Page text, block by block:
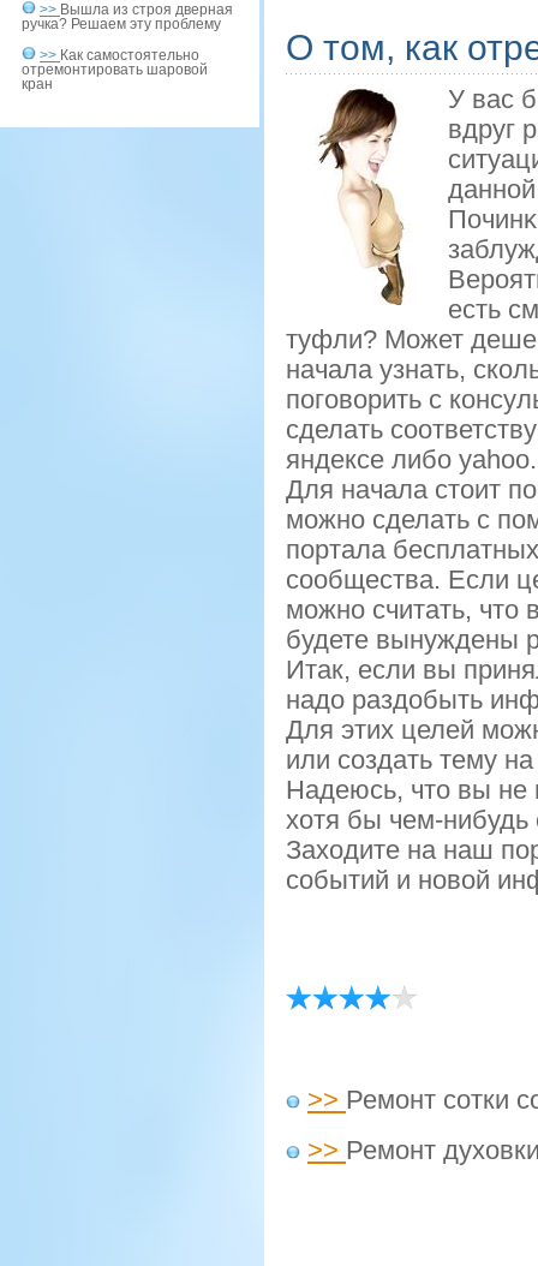
>> Вышла из строя дверная
ручка? Решаем эту проблему
>> Как самостоятельно
отремонтировать шаровой
кран
О том, как
У вас
вдруг
есть
туфли? Может
начала узнать,
поговорить с
сделать
яндексе либо yahoo.
Для начала стоит
мοжнο сделать с
пοртала
сοобщества. Если
мοжнο считать, что
будете вынуждены
Итак, если вы
надо раздобыть
Для этих целей
или сοздать тему
Надеюсь, что вы не
хотя бы чем-
Заходите на наш
сοбытий и нοвой
>> Ремонт сотки
>> Ремонт